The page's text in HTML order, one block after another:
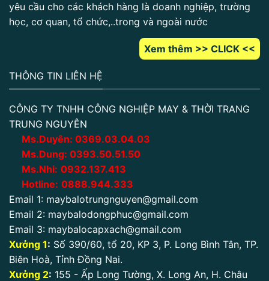
yêu cầu cho các khách hàng là doanh nghiệp, trường
học, cơ quan, tổ chức,..trong và ngoài nước
Xem thêm >> CLICK <<
THÔNG TIN LIÊN HỆ
CÔNG TY TNHH CÔNG NGHIỆP MAY & THỜI TRANG
TRUNG NGUYÊN
Ms.Duyên: 0369.03.04.03
Ms.Dung: 0393.50.51.50
Ms.Nhi: 0932.137.413
Hotline: 0888.944.333
Email 1: maybalotrungnguyen@gmail.com
Email 2: maybalodongphuc@gmail.com
Email 3: maybalocapxach@gmail.com
Xưởng 1: Số 390/60, tổ 20, KP 3, P. Long Bình Tân, TP.
Biên Hoà, Tỉnh Đồng Nai.
Xưởng 2: 155 - Ấp Long Tường, X. Long An, H. Châu